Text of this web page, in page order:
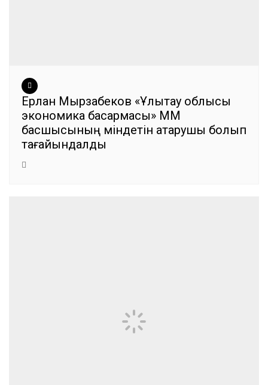
Ерлан Мырзабеков «Ұлытау облысы
экономика басқармасы» ММ
басшысының міндетін атқарушы болып
тағайындалды